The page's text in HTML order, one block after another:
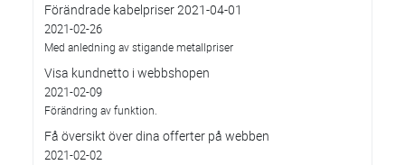
Förändrade kabelpriser 2021-04-01
2021-02-26
Med anledning av stigande metallpriser
Visa kundnetto i webbshopen
2021-02-09
Förändring av funktion.
Få översikt över dina offerter på webben
2021-02-02